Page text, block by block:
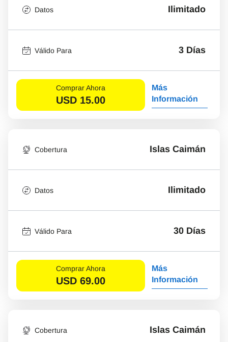
Datos Ilimitado
Válido Para 3 Días
Comprar Ahora
USD 15.00
Más
Información
Cobertura Islas Caimán
Datos Ilimitado
Válido Para 30 Días
Comprar Ahora
USD 69.00
Más
Información
Cobertura Islas Caimán